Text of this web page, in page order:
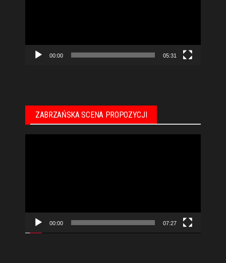
00:00 05:31
ZABRZAŃSKA SCENA PROPOZYCJI
00:00 07:27